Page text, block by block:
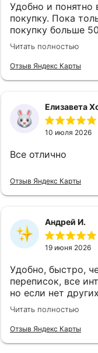
Удобно и понятно
покупку. Пока
покупку больше
каждый месяц
Читать полностью
Отзыв Яндекс Карты
Елизавета
10 июля 2026
Все отлично
Отзыв Яндекс Карты
Андрей И.
19 июня 2026
Удобно, быстро,
переписок, все
но если нет
почти сразу
успешно, спасибо
Читать полностью
Отзыв Яндекс Карты